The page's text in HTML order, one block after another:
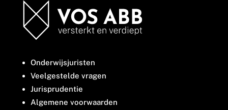
Onderwijsjuristen
Veelgestelde vragen
Jurisprudentie
Algemene voorwaarden